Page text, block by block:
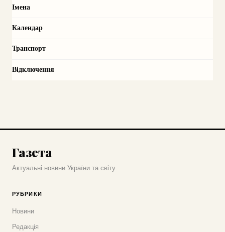
Імена
Календар
Транспорт
Відключення
Газета
Актуальні новини України та світу
РУБРИКИ
Новини
Редакція